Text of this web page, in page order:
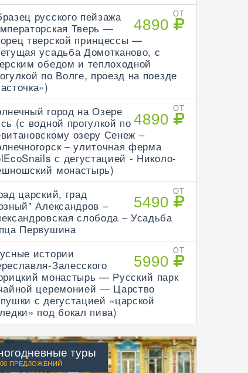
ОТ
4890
русского пейзажа
Тверь —
тверской принцессы —
усадьба Домотканово, с
обедом и теплоходной
по Волге, проезд на поезде
ОТ
4890
город на Озере
(с водной прогулкой по
озеру Сенеж –
– улиточная ферма
с дегустацией - Николо-
монастырь)
ОТ
5490
царский, град
Александров –
слобода – Усадьба
Первушина
ОТ
5990
истории
Залесского
монастырь — Русский парк
церемонией — Царство
с дегустацией «царской
под бокал пива)
туры
ПРЕДЛОЖЕНИЙ